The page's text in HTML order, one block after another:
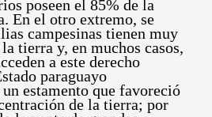
poseen el 85% de la
En el otro extremo, se
campesinas tienen muy
tierra y, en muchos casos,
a este derecho
paraguayo
estamento que favoreció
de la tierra; por